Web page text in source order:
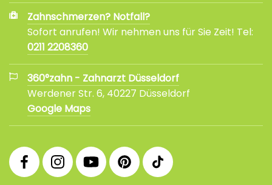
Zahnschmerzen? Notfall?
Sofort anrufen! Wir nehmen uns für Sie Zeit! Tel:
0211 2208360
360°zahn - Zahnarzt Düsseldorf
Werdener Str. 6, 40227 Düsseldorf
Google Maps
360°
Facebook
Fanpage
360°
Instagram
Praxis
360°
YouTube
Channel
360°
Pinterest
Profil
360°
tiktok
Profil